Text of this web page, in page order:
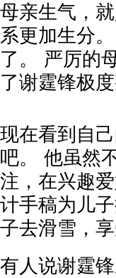
母亲生气，
系更加生分
了。 严厉的
了谢霆锋极
现在看到自
吧。 他虽然
注，在兴趣
计手稿为儿
子去滑雪，享
有人说谢霆